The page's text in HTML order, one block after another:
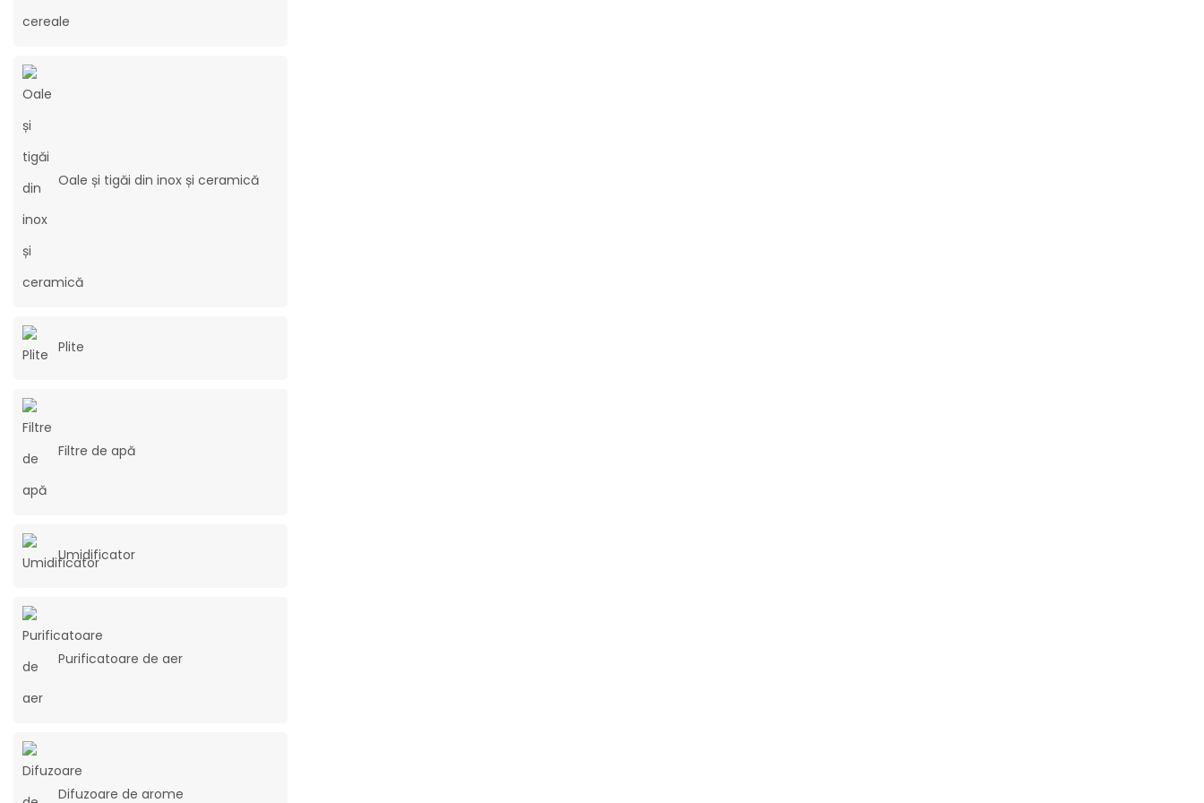
Oale și tigăi din inox și ceramică
Plite
Filtre de apă
Umidificator
Purificatoare de aer
Difuzoare de arome